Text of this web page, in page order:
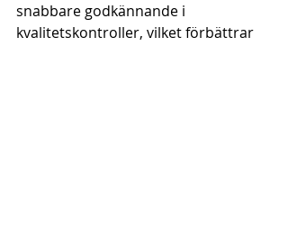
snabbare godkännande i
kvalitetskontroller, vilket förbättrar